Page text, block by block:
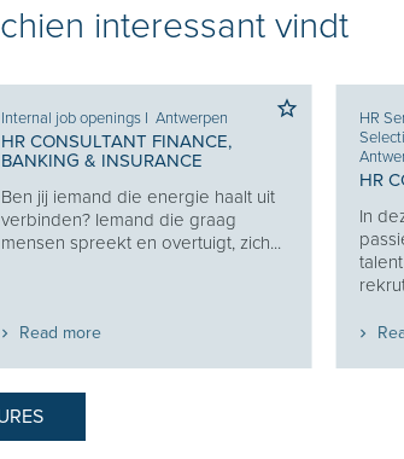
interessant vindt
Internal job openings I Antwerpen
HR CONSULTANT FINANCE,
BANKING & INSURANCE
Ben jij iemand die energie haalt uit
verbinden? Iemand die graag
mensen spreekt en overtuigt, zich...
Read more
HR
HR
In